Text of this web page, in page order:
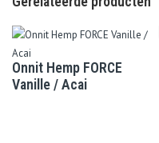
Onnit Hemp FORCE
Vanille / Acai